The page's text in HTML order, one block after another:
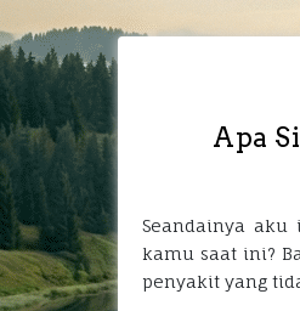
Apa
Seandainya
kamu saat ini?
penyakit yang